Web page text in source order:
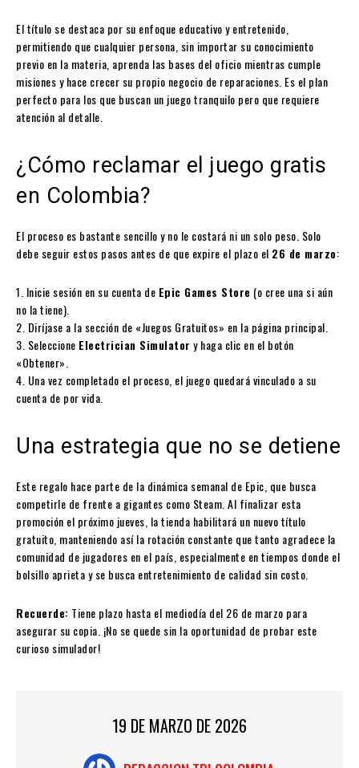
El título se destaca por su enfoque educativo y entretenido,
permitiendo que cualquier persona, sin importar su conocimiento
previo en la materia, aprenda las bases del oficio mientras cumple
misiones y hace crecer su propio negocio de reparaciones. Es el plan
perfecto para los que buscan un juego tranquilo pero que requiere
atención al detalle.
¿Cómo reclamar el juego gratis
en Colombia?
El proceso es bastante sencillo y no le costará ni un solo peso. Solo
debe seguir estos pasos antes de que expire el plazo el 26 de marzo:
1. Inicie sesión en su cuenta de Epic Games Store (o cree una si aún
no la tiene).
2. Diríjase a la sección de «Juegos Gratuitos» en la página principal.
3. Seleccione Electrician Simulator y haga clic en el botón
«Obtener».
4. Una vez completado el proceso, el juego quedará vinculado a su
cuenta de por vida.
Una estrategia que no se detiene
Este regalo hace parte de la dinámica semanal de Epic, que busca
competirle de frente a gigantes como Steam. Al finalizar esta
promoción el próximo jueves, la tienda habilitará un nuevo título
gratuito, manteniendo así la rotación constante que tanto agradece la
comunidad de jugadores en el país, especialmente en tiempos donde el
bolsillo aprieta y se busca entretenimiento de calidad sin costo.
Recuerde: Tiene plazo hasta el mediodía del 26 de marzo para
asegurar su copia. ¡No se quede sin la oportunidad de probar este
curioso simulador!
19 DE MARZO DE 2026